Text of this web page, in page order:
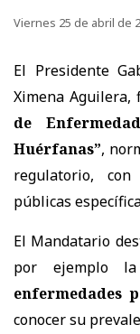
Viernes 25 de abril de
El Presidente
Ximena
de
Huérfanas”,
regulatorio,
públicas
El Mandatario
por ejemplo la
enfermedades
conocer su